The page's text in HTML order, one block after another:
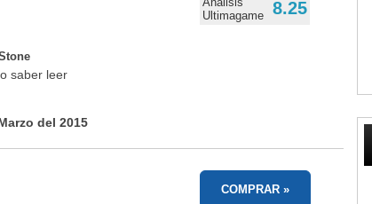
saber leer
del 2015
Ultimagame
8.25
COMPRAR